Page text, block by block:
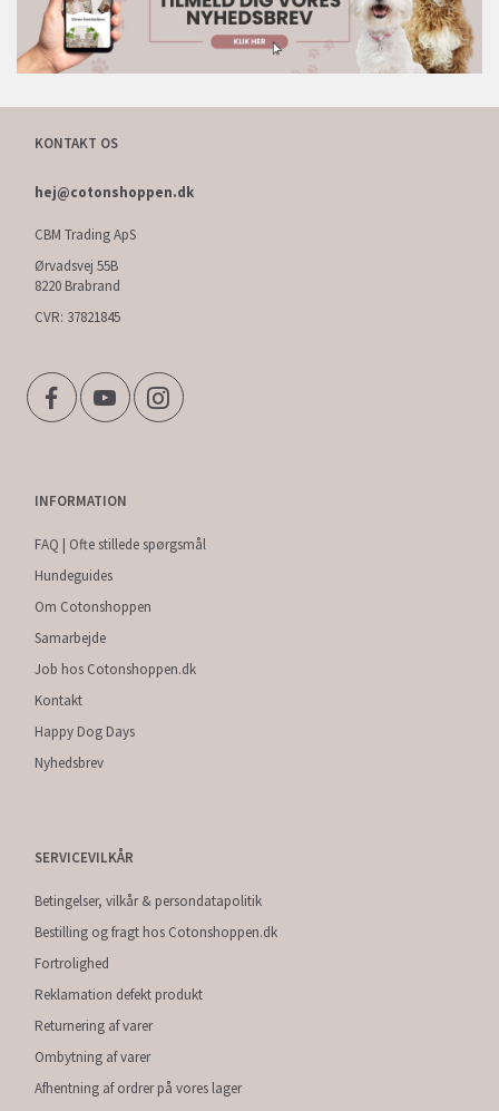
KONTAKT OS
hej@cotonshoppen.dk
CBM Trading ApS
Ørvadsvej 55B
8220 Brabrand
CVR: 37821845
INFORMATION
FAQ | Ofte stillede spørgsmål
Hundeguides
Om Cotonshoppen
Samarbejde
Job hos Cotonshoppen.dk
Kontakt
Happy Dog Days
Nyhedsbrev
SERVICEVILKÅR
Betingelser, vilkår & persondatapolitik
Bestilling og fragt hos Cotonshoppen.dk
Fortrolighed
Reklamation defekt produkt
Returnering af varer
Ombytning af varer
Afhentning af ordrer på vores lager